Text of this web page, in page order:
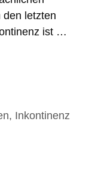
den letzten
ist …
, Inkontinenz